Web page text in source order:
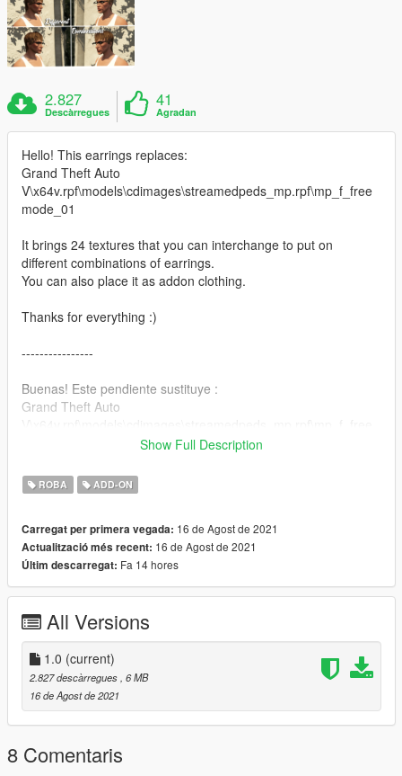
2.827
Descàrregues
41
Agradan
Hello! This earrings replaces:
Grand Theft Auto
V\x64v.rpf\models\cdimages\streamedpeds_mp.rpf\mp_f_free
mode_01
It brings 24 textures that you can interchange to put on
different combinations of earrings.
You can also place it as addon clothing.
Thanks for everything :)
----------------
Buenas! Este pendiente sustituye :
Grand Theft Auto
Trae 24 texturas que puedes intercambiar para ponerte
diferentes combinaciones de pendientes.
Gracias por todo :)
Show Full Description
ROBA ADD-ON
Carregat per primera vegada: 16 de Agost de 2021
Actualització més recent: 16 de Agost de 2021
Últim descarregat: Fa 14 hores
All Versions
1.0 (current)
2.827 descàrregues , 6 MB
16 de Agost de 2021
8 Comentaris